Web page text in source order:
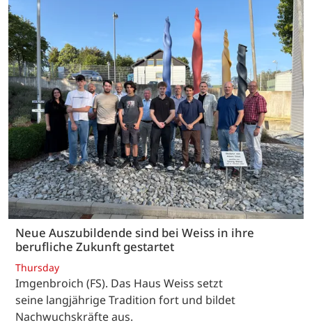
Neue Auszubildende sind bei Weiss in ihre
berufliche Zukunft gestartet
Thursday
Imgenbroich (FS). Das Haus Weiss setzt
seine langjährige Tradition fort und bildet
Nachwuchskräfte aus.